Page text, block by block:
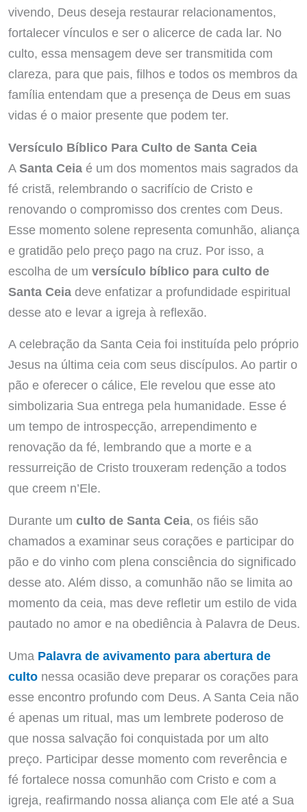
vivendo, Deus deseja restaurar relacionamentos,
fortalecer vínculos e ser o alicerce de cada lar. No
culto, essa mensagem deve ser transmitida com
clareza, para que pais, filhos e todos os membros da
família entendam que a presença de Deus em suas
vidas é o maior presente que podem ter.
Versículo Bíblico Para Culto de Santa Ceia
ASanta Ceiaé um dos momentos mais sagrados da
fé cristã, relembrando o sacrifício de Cristo e
renovando o compromisso dos crentes com Deus.
Esse momento solene representa comunhão, aliança
e gratidão pelo preço pago na cruz. Por isso, a
escolha de um versículo bíblico para culto de
Santa Ceiadeve enfatizar a profundidade espiritual
desse ato e levar a igreja à reflexão.
A celebração da Santa Ceia foi instituída pelo próprio
Jesus na última ceia com seus discípulos. Ao partir o
pão e oferecer o cálice, Ele revelou que esse ato
simbolizaria Sua entrega pela humanidade. Esse é
um tempo de introspecção, arrependimento e
renovação da fé, lembrando que a morte e a
ressurreição de Cristo trouxeram redenção a todos
que creem n’Ele.
Durante um culto de Santa Ceia, os fiéis são
chamados a examinar seus corações e participar do
pão e do vinho com plena consciência do significado
desse ato. Além disso, a comunhão não se limita ao
momento da ceia, mas deve refletir um estilo de vida
pautado no amor e na obediência à Palavra de Deus.
Uma Palavra de avivamento para abertura de
cultonessa ocasião deve preparar os corações para
esse encontro profundo com Deus. A Santa Ceia não
é apenas um ritual, mas um lembrete poderoso de
que nossa salvação foi conquistada por um alto
preço. Participar desse momento com reverência e
fé fortalece nossa comunhão com Cristo e com a
igreja, reafirmando nossa aliança com Ele até a Sua